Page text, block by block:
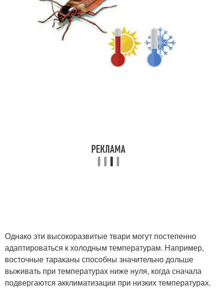
Однако эти высокоразвитые твари могут постепенно
адаптироваться к холодным температурам. Например,
восточные тараканы способны значительно дольше
выживать при температурах ниже нуля, когда сначала
подвергаются акклиматизации при низких температурах.